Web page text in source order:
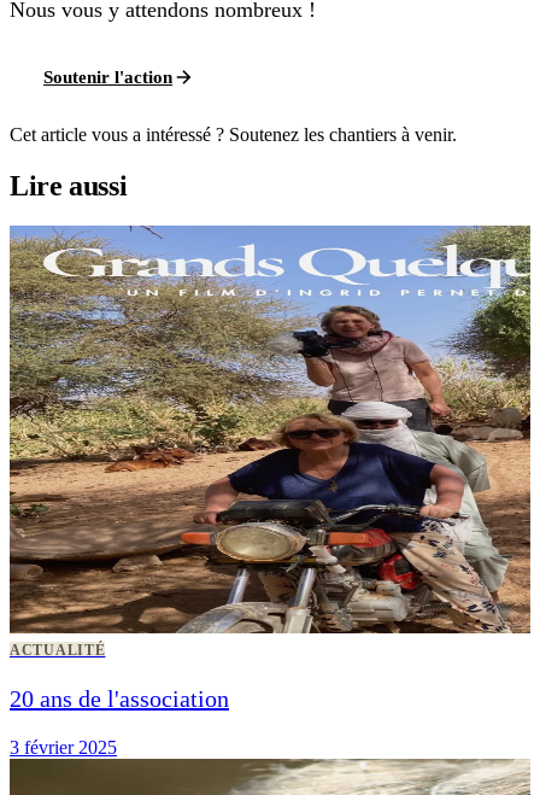
Nous vous y attendons nombreux !
Soutenir l'action
Cet article vous a intéressé ? Soutenez les chantiers à venir.
Lire aussi
ACTUALITÉ
20 ans de l'association
3 février 2025